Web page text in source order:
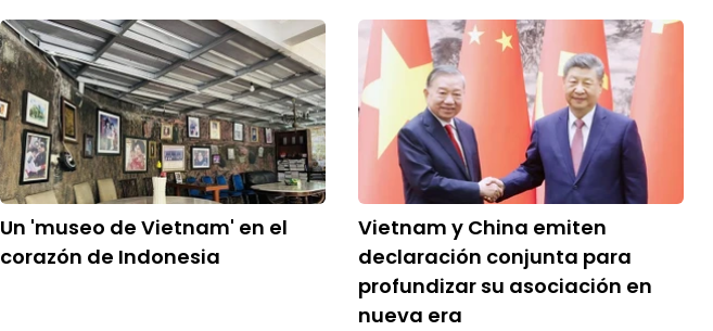
Un 'museo de Vietnam' en el
corazón de Indonesia
Vietnam y China emiten
declaración conjunta para
profundizar su asociación en
nueva era